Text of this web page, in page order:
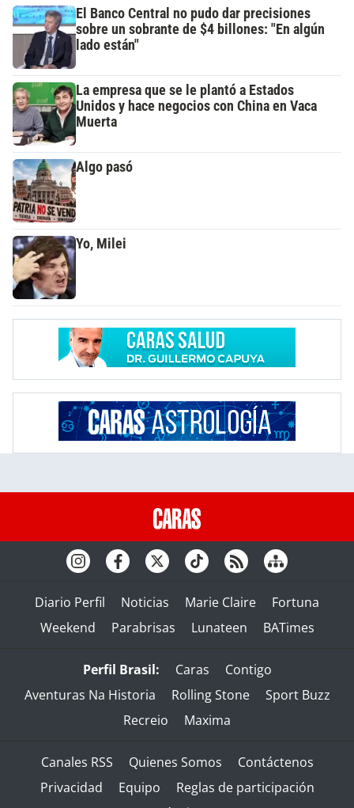
El Banco Central no pudo dar precisiones
sobre un sobrante de $4 billones: "En algún
lado están"
La empresa que se le plantó a Estados
Unidos y hace negocios con China en Vaca
Muerta
Algo pasó
Yo, Milei
Diario Perfil Noticias Marie Claire
Fortuna
Weekend
Parabrisas Lunateen BATimes
Perfil Brasil: Caras
Contigo
Aventuras Na Historia
Rolling Stone
Sport Buzz
Recreio
Maxima
Canales RSS Quienes Somos
Contáctenos
Privacidad
Equipo
Reglas de participación